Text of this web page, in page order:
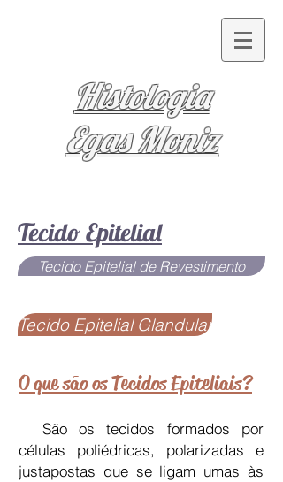
Histologia
Egas Moniz
Tecido Epitelial
Tecido Epitelial de Revestimento
Tecido Epitelial Glandular
O que são os Tecidos Epiteliais?
São os tecidos formados por
células poliédricas, polarizadas e
justapostas que se ligam umas às